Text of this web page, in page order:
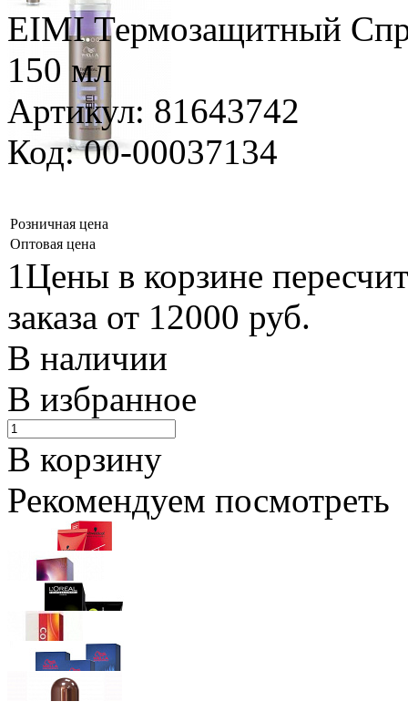
EIMI Термозащитный
150 мл
Артикул: 81643742
Код: 00-00037134
Розничная цена
Оптовая цена
1Цены в корзине
заказа от 12000 руб.
В наличии
В избранное
В корзину
Рекомендуем посмотреть
Schwarzkopf Professional
Ожидается
Wella Professionals